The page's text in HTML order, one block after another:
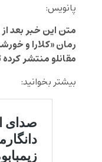
پانویس:
متن این خبر بعد از
رمان «کلارا و
مقانلو منتشر کرده
بیشتر بخوانید: